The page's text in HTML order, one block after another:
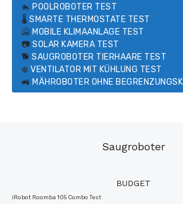
🏊 POOLROBOTER TEST
🌡️ SMARTE THERMOSTATE TEST
🥶 MOBILE KLIMAANLAGE TEST
📷 SOLAR KAMERA TEST
🐕 SAUGROBOTER TIERHAARE TEST
❄️ VENTILATOR MIT KÜHLUNG TEST
🚜 MÄHROBOTER OHNE
Saugroboter
BUDGET
iRobot Roomba 105 Combo Test